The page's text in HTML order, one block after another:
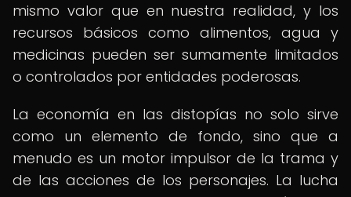
mismo valor que en nuestra realidad, y los
recursos básicos como alimentos, agua y
medicinas pueden ser sumamente limitados
o controlados por entidades poderosas.
La economía en las distopías no solo sirve
como un elemento de fondo, sino que a
menudo es un motor impulsor de la trama y
de las acciones de los personajes. La lucha